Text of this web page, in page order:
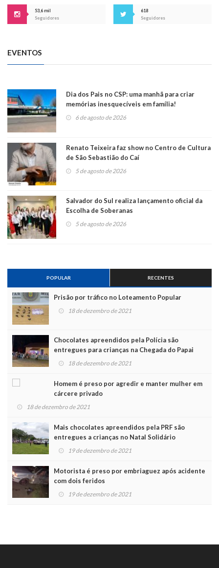
53,6 mil
Seguidores
618
Seguidores
EVENTOS
Dia dos Pais no CSP: uma manhã para criar
memórias inesquecíveis em família!
6 de agosto de 2026
Renato Teixeira faz show no Centro de Cultura
de São Sebastião do Caí
5 de agosto de 2026
Salvador do Sul realiza lançamento oficial da
Escolha de Soberanas
5 de agosto de 2026
POPULAR RECENTES
Prisão por tráfico no Loteamento Popular
18 de dezembro de 2021
Chocolates apreendidos pela Polícia são
entregues para crianças na Chegada do Papai
Noel
18 de dezembro de 2021
Homem é preso por agredir e manter mulher em
cárcere privado
18 de dezembro de 2021
Mais chocolates apreendidos pela PRF são
entregues a crianças no Natal Solidário
19 de dezembro de 2021
Motorista é preso por embriaguez após acidente
com dois feridos
19 de dezembro de 2021